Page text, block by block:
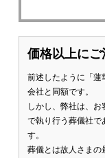
価格以上に
前述したように「蓮
会社と同額です。
しかし、弊社は、
で執り行う葬儀社で
す。
葬儀とは故人さまの